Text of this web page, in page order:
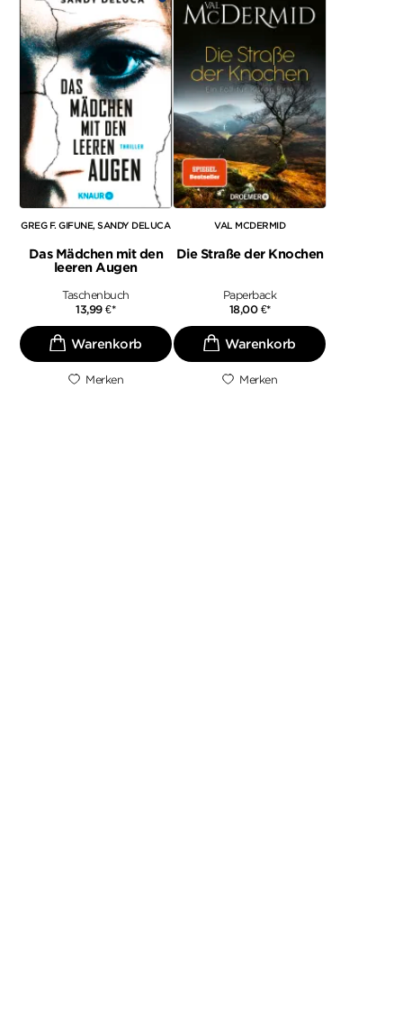
GREG F. GIFUNE SANDY DELUCA
Das Mädchen mit den
leeren Augen
Taschenbuch
13,99€*
Merken
VAL MCDERMID
Die Straße der Knochen
Paperback
18,00 €*
Merken